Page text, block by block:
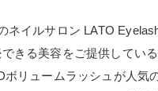
ネイルサロン LATO
きる美容をご提供してい
リュームラッシュが人